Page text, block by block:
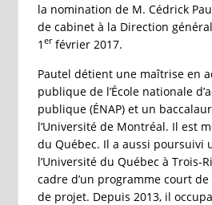
la nomination de M. Cédrick
de cabinet à la Direction
1 erfévrier 2017.
Pautel détient une maîtrise en
publique de l’École nationale
publique (ÉNAP) et un
l’Université de Montréal. Il est
du Québec. Il a aussi poursuivi
l’Université du Québec à Trois-
cadre d’un programme court de
de projet. Depuis 2013, il